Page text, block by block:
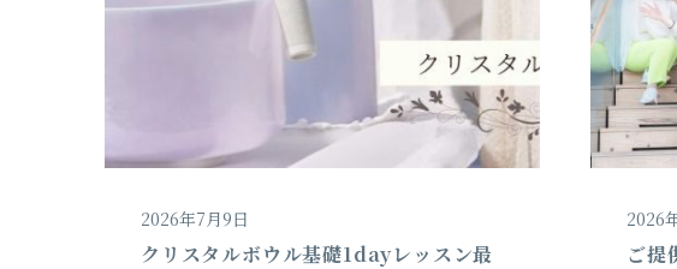
2026年7月9日
クリスタルボウル基礎1dayレッスン最
2026
ご